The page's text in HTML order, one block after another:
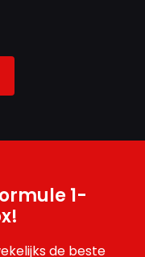
1-
de beste